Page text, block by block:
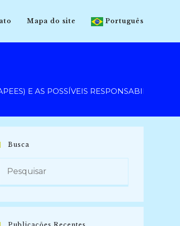
Mapa do site Português
E AS POSSÍVEIS
Busca